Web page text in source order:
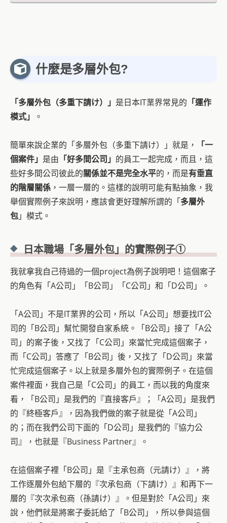
什麼是多層外包?
「多層外包（多重下請け）」 是日本IT業界常見的 「運作
模式」
。
簡單來說企業的「多層外包（多重下請け）」就是，
「一
個案件」 是由 「好多間公司」 的員工一起完成，而且，這
些好多間公司彼此的關係並不是完全水平的，而是有垂直
的階層關係 ，一層一層的。這樣的說明可能有點抽象，我
舉個實際例子來說明，應該會更好理解所謂的「多層外
包」模式。
日本職場「多層外包」的實際例子①
我就拿我自己待過的一個project為例子說明吧！這個案子
的角色有「A公司」「B公司」「C公司」和「D公司」。
「A公司」不是IT業界的公司，所以「A公司」想要找IT公
司的「B公司」幫忙開發自家系統。「B公司」接了「A公
司」的案子後，又找了「C公司」來當忙完成這個案子，
而「C公司」答應了「B公司」後，又找了「D公司」來當
忙完成這個案子。以上就是多層外包的實際例子。在這個
案件裡面，我自己是「C公司」的員工，而以我的角度來
看，「B公司」是我們的『直接客戶』；「A公司」是我們
的『終極客戶』，因為我們做的案子就是從「A公司」
的；而在我們公司下面的「D公司」是我們的『協力公
司』，也就是『Business Partner』。
在這個案子裡「B公司」是『主承包商（元請け）』，將
工作逐層外包給下層的『次承包商（下請け）』和再下一
層的『次次承包商（孫請け）』。但是對於「A公司」來
說，他們就是將案子委託給了「B公司」，所以參與這個